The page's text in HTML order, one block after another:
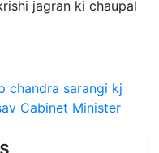
jagran ki chaupal
chandra sarangi kj
Cabinet Minister